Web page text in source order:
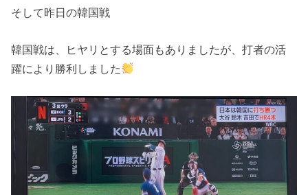
そして昨日の韓国戦
韓国戦は、ヒヤリとする場面もありましたが、打者の活
躍により勝利しました